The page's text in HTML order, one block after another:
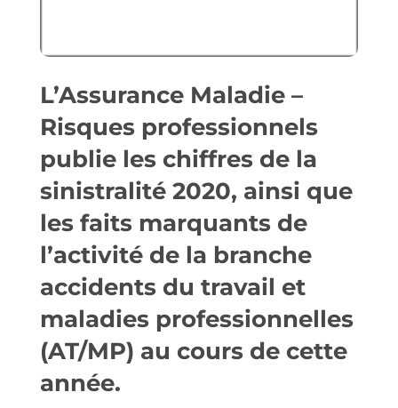
L’Assurance Maladie –
Risques professionnels
publie les chiffres de la
sinistralité 2020, ainsi que
les faits marquants de
l’activité de la branche
accidents du travail et
maladies professionnelles
(AT/MP) au cours de cette
année.